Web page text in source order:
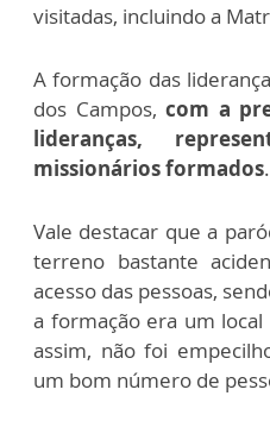
visitadas, incluindo a
A formação das
dos Campos, com a
lideranças,
missionários formados.
Vale destacar que a
terreno bastante
acesso das pessoas,
a formação era um
assim, não foi
um bom número de